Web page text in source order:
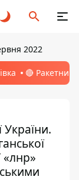
2022
🔴 Ракетний
України.
«лнр»